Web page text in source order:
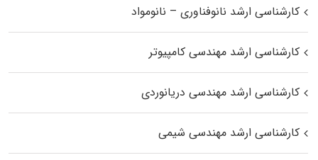
کارشناسی ارشد نانوفناوری – نانومواد
کارشناسی ارشد مهندسی کامپیوتر
کارشناسی ارشد مهندسی دریانوردی
کارشناسی ارشد مهندسی شیمی